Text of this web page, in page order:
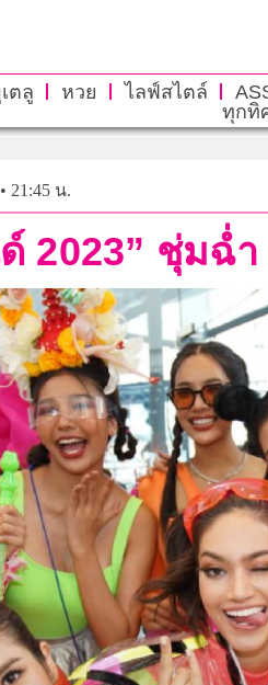
ตลู หวย ไลฟ์สไตล์
ทุกทิ
21:45 น.
2023” ชุ่มฉ่